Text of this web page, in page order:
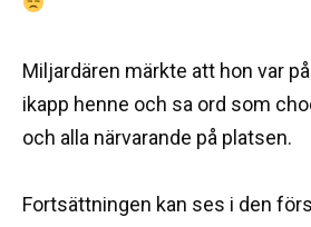
Miljardären märkte att hon var
ikapp henne och sa ord som
och alla närvarande på platsen.
Fortsättningen kan ses i den